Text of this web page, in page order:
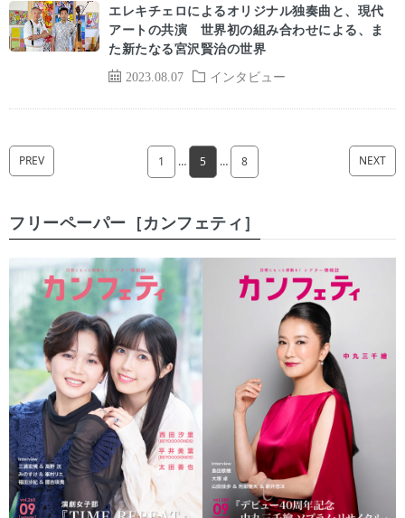
2023.08.07 インタビュー
エレキチェロによるオリジナル独奏曲と、現代
アートの共演 世界初の組み合わせによる、ま
た新たなる宮沢賢治の世界
PREV 1 … 5 … 8 NEXT
フリーペーパー［カンフェティ］